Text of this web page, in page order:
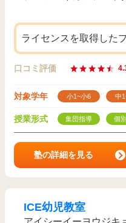
ライセンスを取得した
口コミ評価
対象学年 小1~小6 中
授業形式 集団指導 個
塾の詳細を見る
ICE幼児教室